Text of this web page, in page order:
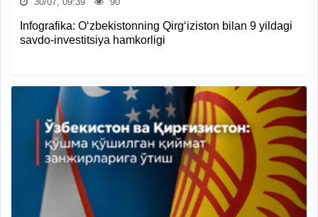
Infografika: O‘zbekistonning Qirg‘iziston bilan 9 yildagi
savdo-investitsiya hamkorligi